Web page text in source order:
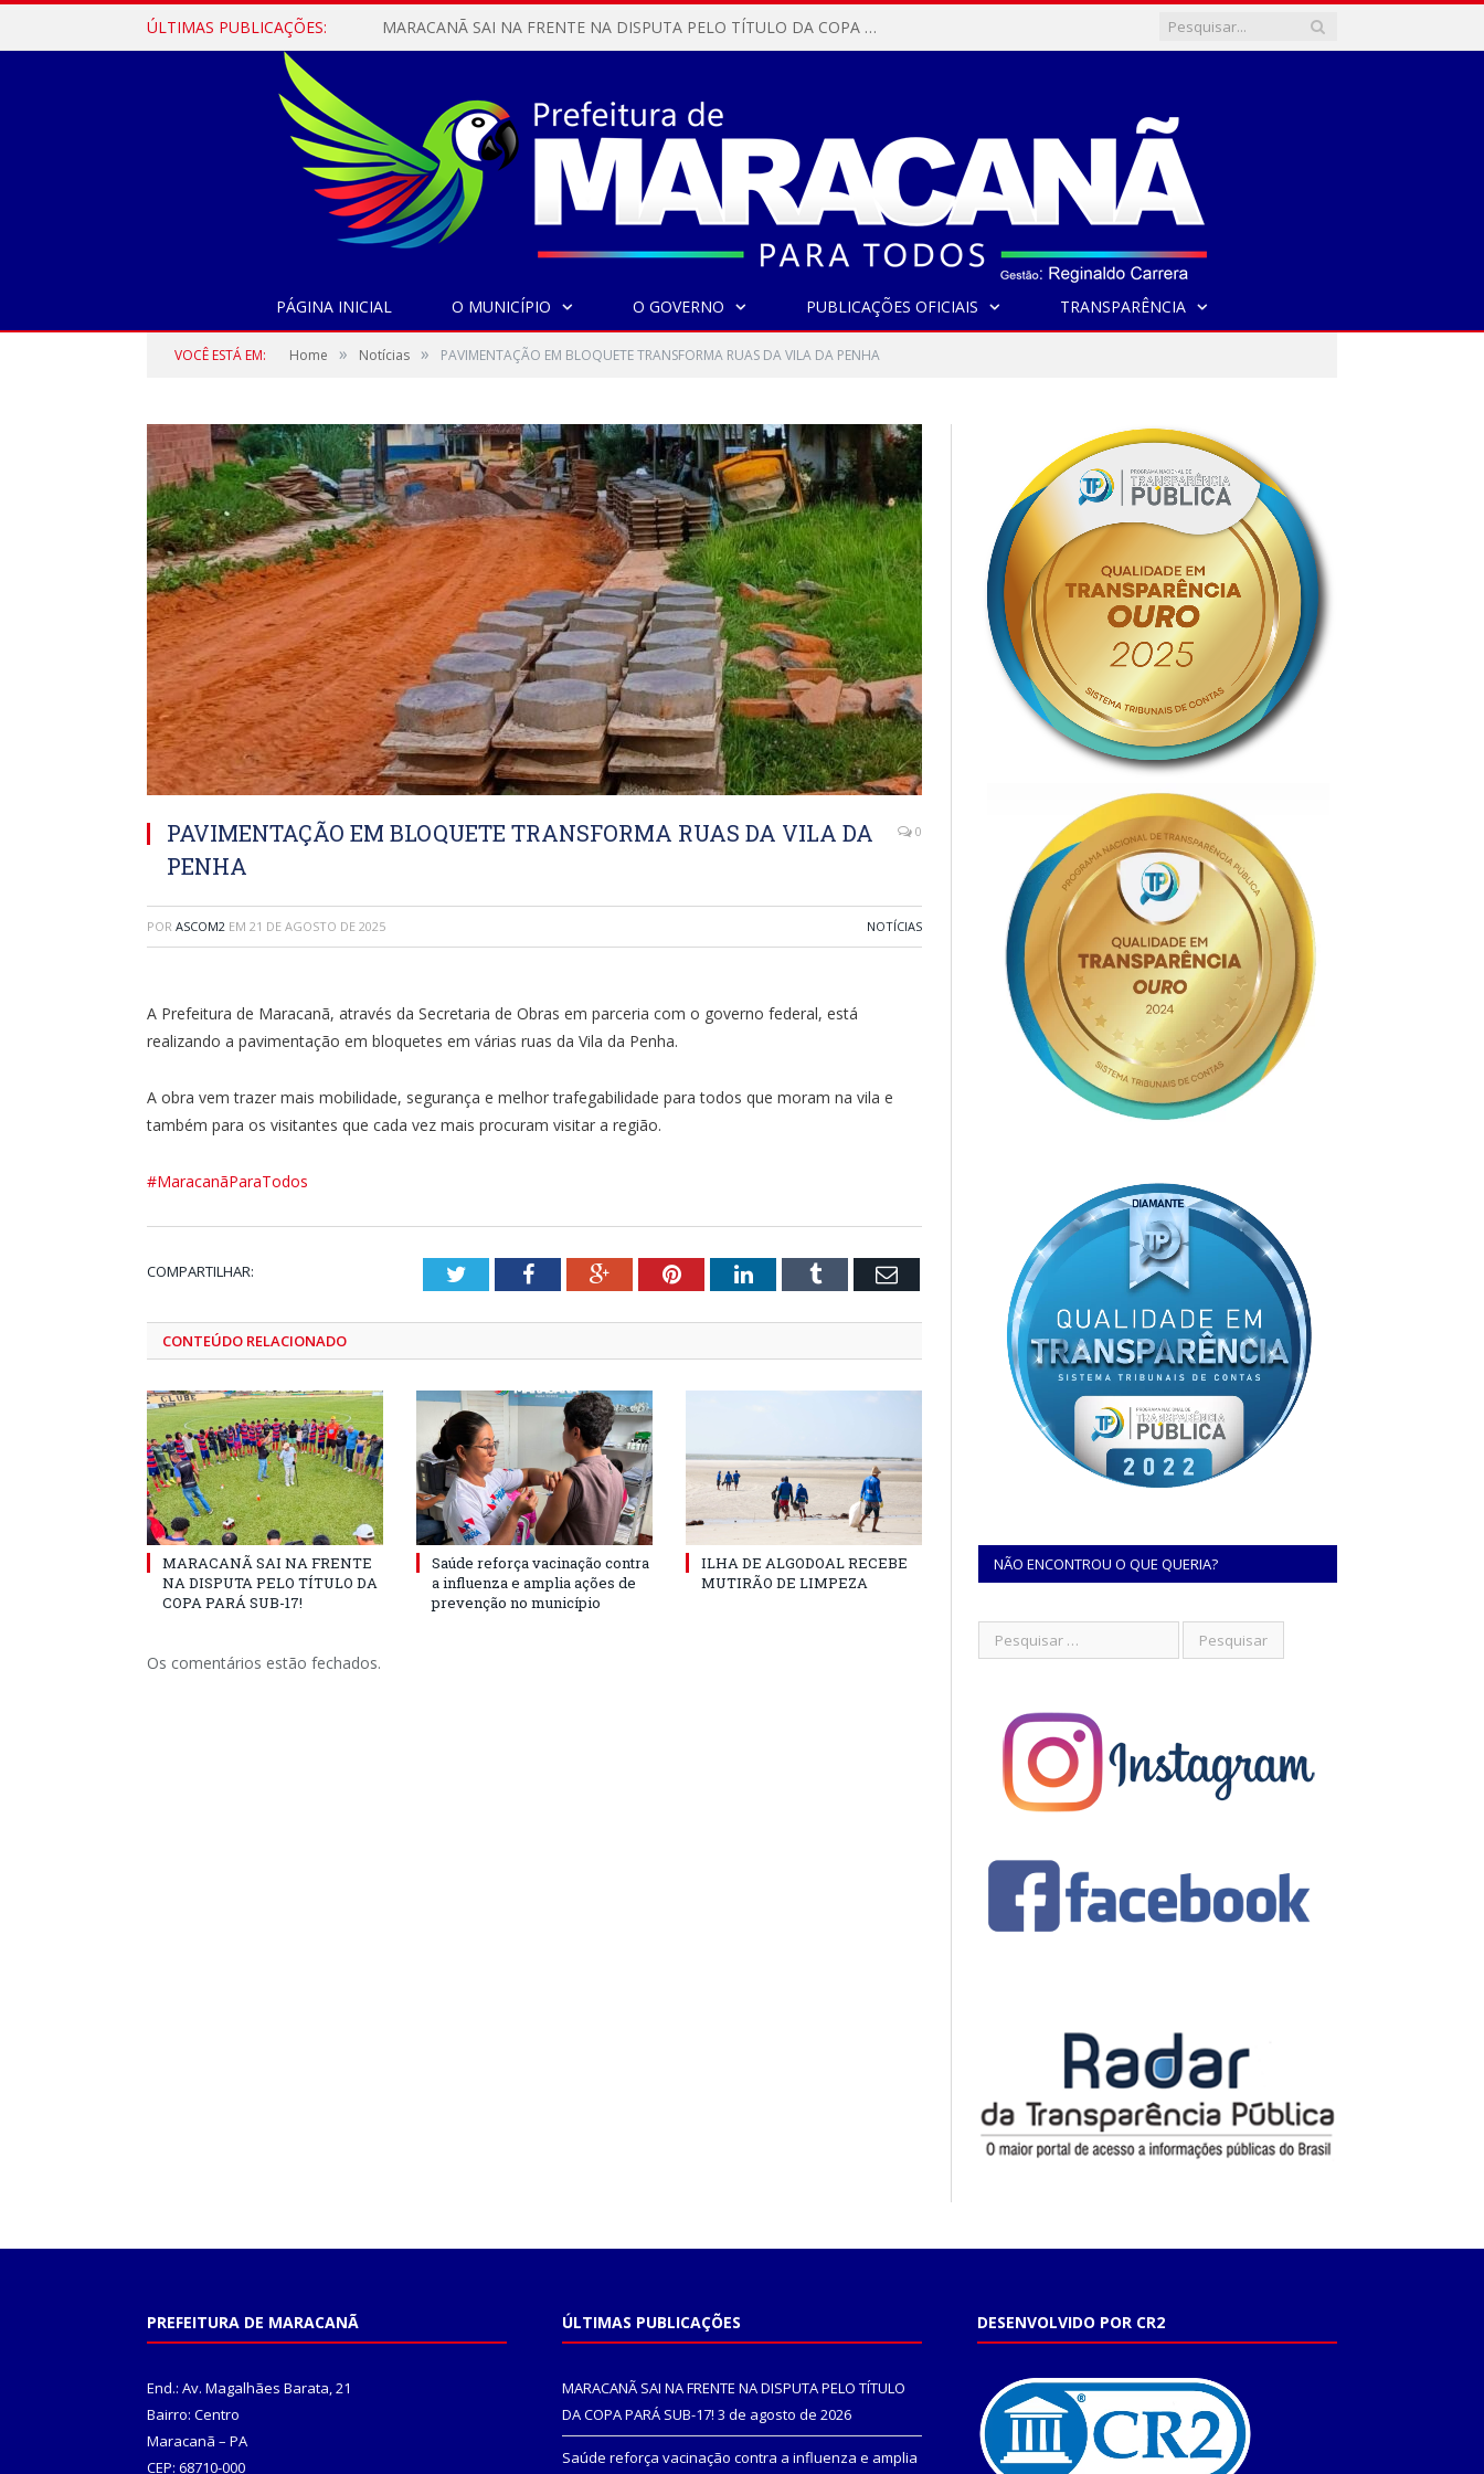
ÚLTIMAS PUBLICAÇÕES: MARACANÃ SAI NA FRENTE NA DISPUTA PELO TÍTULO DA COPA PARÁ SUB-17!
PÁGINA INICIAL O MUNICÍPIO O GOVERNO PUBLICAÇÕES OFICIAIS TRANSPARÊNCIA
VOCÊ ESTÁ EM: Home » Notícias » PAVIMENTAÇÃO EM BLOQUETE TRANSFORMA RUAS DA VILA DA PENHA
PAVIMENTAÇÃO EM BLOQUETE TRANSFORMA RUAS DA VILA DA
PENHA
0
POR ASCOM2 EM 21 DE AGOSTO DE 2025 NOTÍCIAS
A Prefeitura de Maracanã, através da Secretaria de Obras em parceria com o governo federal, está
realizando a pavimentação em bloquetes em várias ruas da Vila da Penha.
A obra vem trazer mais mobilidade, segurança e melhor trafegabilidade para todos que moram na vila e
também para os visitantes que cada vez mais procuram visitar a região.
#MaracanãParaTodos
COMPARTILHAR: TwitterFacebookGoogle+PinterestLinkedInTumblr Email
CONTEÚDO RELACIONADO
MARACANÃ SAI NA FRENTE
NA DISPUTA PELO TÍTULO DA
COPA PARÁ SUB-17!
Saúde reforça vacinação contra
a influenza e amplia ações de
prevenção no município
ILHA DE ALGODOAL RECEBE
MUTIRÃO DE LIMPEZA
Os comentários estão fechados.
NÃO ENCONTROU O QUE QUERIA?
PREFEITURA DE MARACANÃ
End.: Av. Magalhães Barata, 21
Bairro: Centro
Maracanã – PA
CEP: 68710-000
ÚLTIMAS PUBLICAÇÕES
MARACANÃ SAI NA FRENTE NA DISPUTA PELO TÍTULO
DA COPA PARÁ SUB-17! 3 de agosto de 2026
Saúde reforça vacinação contra a influenza e amplia
DESENVOLVIDO POR CR2